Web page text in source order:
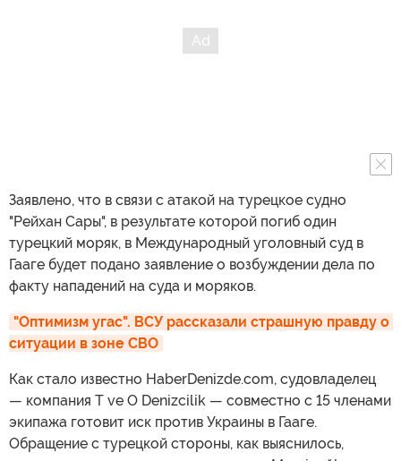
Заявлено, что в связи с атакой на турецкое судно
"Рейхан Сары", в результате которой погиб один
турецкий моряк, в Международный уголовный суд в
Гааге будет подано заявление о возбуждении дела по
факту нападений на суда и моряков.
"Оптимизм угас". ВСУ рассказали страшную правду о
ситуации в зоне СВО
Как стало известно HaberDenizde.com, судовладелец
— компания T ve O Denizcilik — совместно с 15 членами
экипажа готовит иск против Украины в Гааге.
Обращение с турецкой стороны, как выяснилось,